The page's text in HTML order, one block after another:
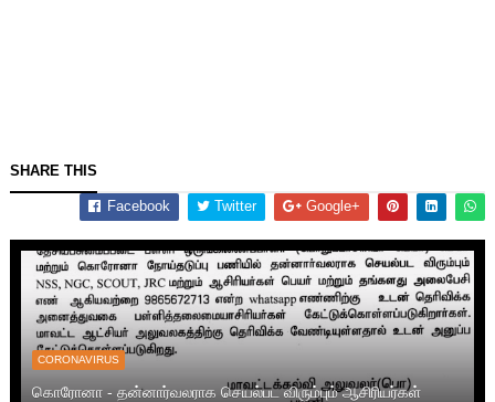
SHARE THIS
Facebook Twitter Google+
CORONAVIRUS
கொரோனா - தன்னார்வலராக செயல்பட விரும்பும் ஆசிரியர்கள்